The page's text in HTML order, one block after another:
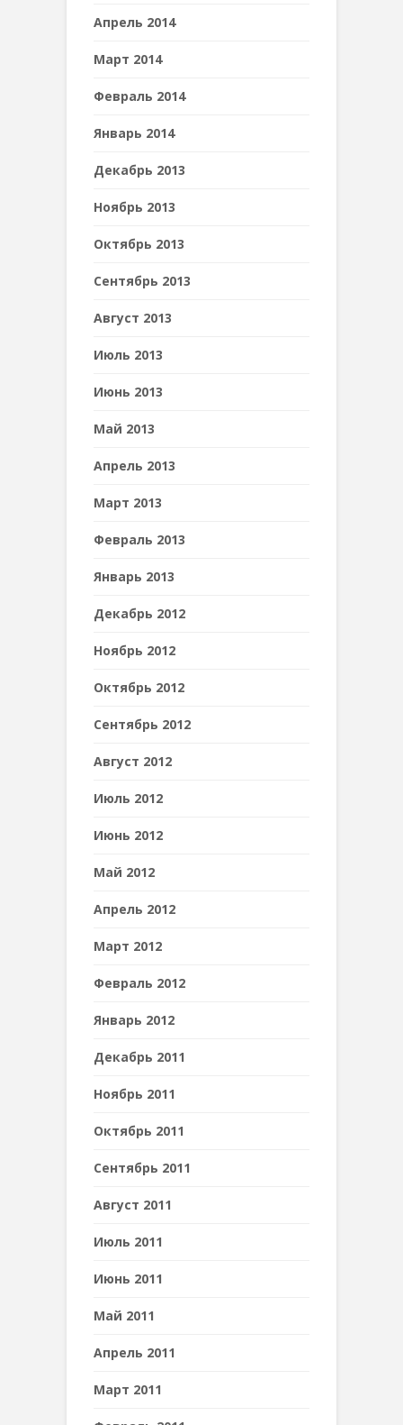
Апрель 2014
Март 2014
Февраль 2014
Январь 2014
Декабрь 2013
Ноябрь 2013
Октябрь 2013
Сентябрь 2013
Август 2013
Июль 2013
Июнь 2013
Май 2013
Апрель 2013
Март 2013
Февраль 2013
Январь 2013
Декабрь 2012
Ноябрь 2012
Октябрь 2012
Сентябрь 2012
Август 2012
Июль 2012
Июнь 2012
Май 2012
Апрель 2012
Март 2012
Февраль 2012
Январь 2012
Декабрь 2011
Ноябрь 2011
Октябрь 2011
Сентябрь 2011
Август 2011
Июль 2011
Июнь 2011
Май 2011
Апрель 2011
Март 2011